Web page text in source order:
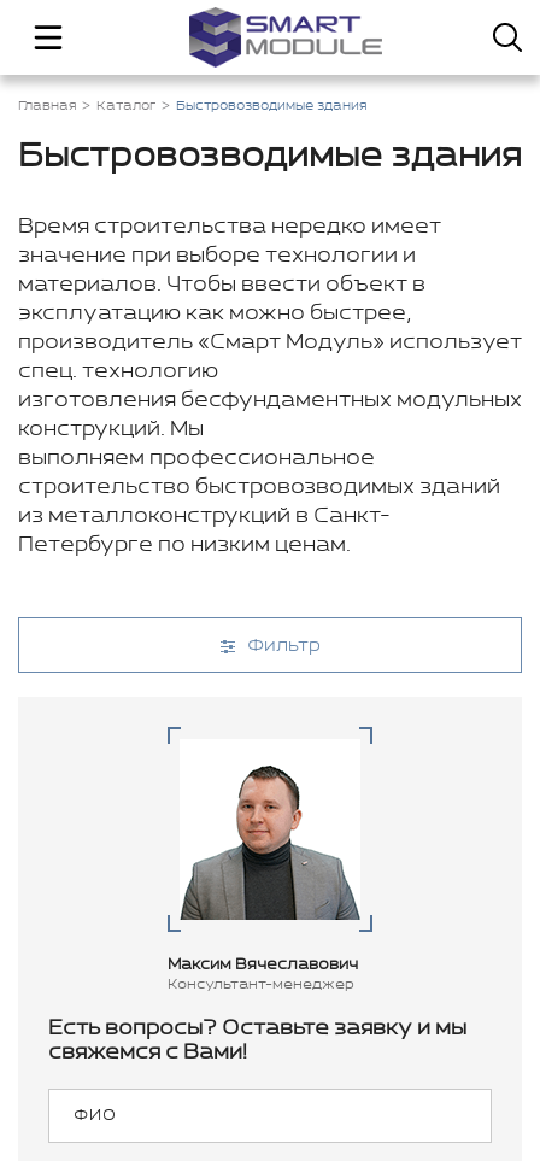
Главная Каталог Быстровозводимые здания
Быстровозводимые здания
Время строительства нередко имеет
значение при выборе технологии и
материалов. Чтобы ввести объект в
эксплуатацию как можно быстрее,
производитель «Смарт Модуль» использует
спец. технологию
изготовления бесфундаментных модульных
конструкций. Мы
выполняем профессиональное
строительство быстровозводимых зданий
из металлоконструкций в Санкт-
Петербурге по низким ценам.
Фильтр
Максим Вячеславович
Консультант-менеджер
Есть вопросы? Оставьте заявку и мы
свяжемся с Вами!